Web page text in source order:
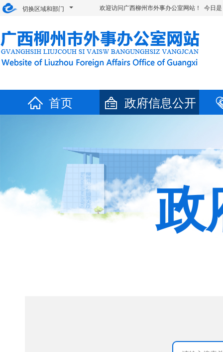
切换区域和部门 欢迎访问广西柳州市外事办公室网站！ 今日
首页 政府信息公开
政